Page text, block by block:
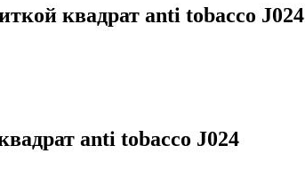
квадрат anti tobacco J024
anti tobacco J024